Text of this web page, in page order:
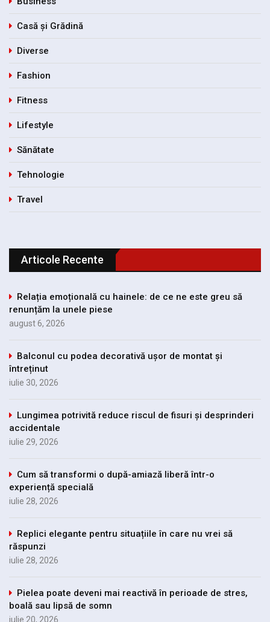
Casă și Grădină
Diverse
Fashion
Fitness
Lifestyle
Sănătate
Tehnologie
Travel
Articole Recente
Relația emoțională cu hainele: de ce ne este greu să
renunțăm la unele piese
august 6, 2026
Balconul cu podea decorativă ușor de montat și
întreținut
iulie 30, 2026
Lungimea potrivită reduce riscul de fisuri și desprinderi
accidentale
iulie 29, 2026
Cum să transformi o după-amiază liberă într-o
experiență specială
iulie 28, 2026
Replici elegante pentru situațiile în care nu vrei să
răspunzi
iulie 28, 2026
Pielea poate deveni mai reactivă în perioade de stres,
boală sau lipsă de somn
iulie 20, 2026